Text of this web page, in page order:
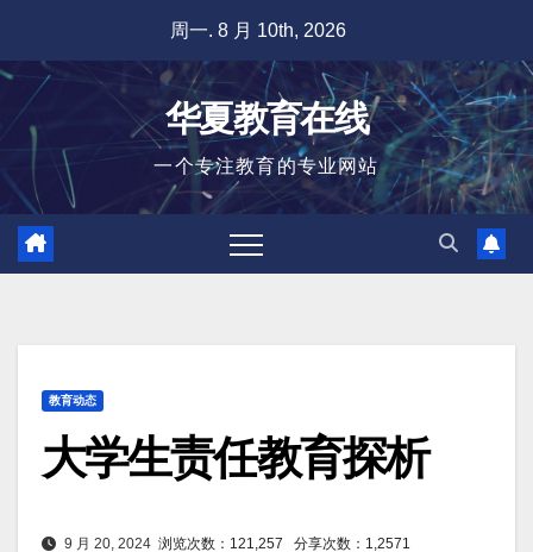
容
周一. 8 月 10th, 2026
华夏教育在线
一个专注教育的专业网站
教育动态
大学生责任教育探析
9 月 20, 2024 浏览次数：121,257 分享次数：1,2571